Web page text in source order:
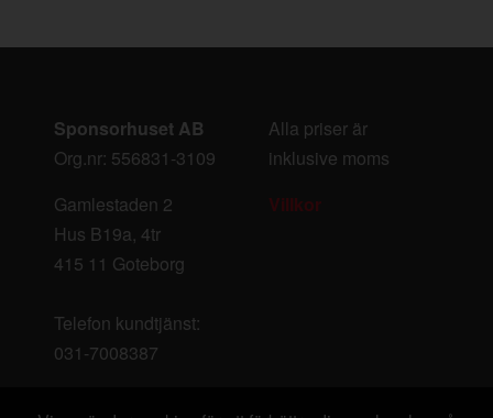
Sponsorhuset AB
Org.nr: 556831-3109
Gamlestaden 2
Hus B19a, 4tr
415 11 Goteborg
Telefon kundtjänst:
031-7008387
Alla priser är
inklusive moms
Villkor